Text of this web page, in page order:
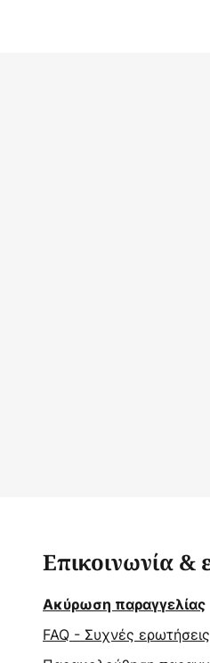
Επικοινωνία &
Ακύρωση παραγγελίας
FAQ - Συχνές ερωτήσεις